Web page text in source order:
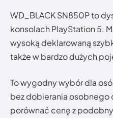
WD_BLACK SN850P to
konsolach PlayStation 5.
wysoką deklarowaną
także w bardzo dużych
To wygodny wybór dla
bez dobierania osobnego
porównać cenę z